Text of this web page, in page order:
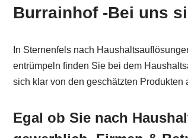
Burrainhof -Bei uns
In Sternenfels nach
entrümpeln finden Sie bei dem
sich klar von den geschätzten
Egal ob Sie nach